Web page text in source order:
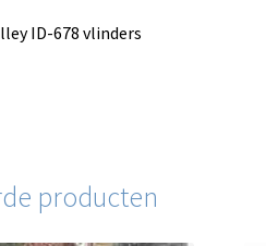
ID-678 vlinders
producten